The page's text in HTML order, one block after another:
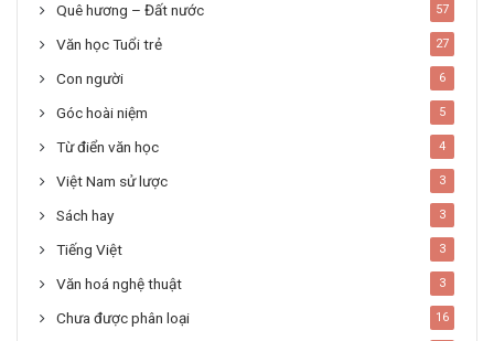
Quê hương – Đất nước 57
Văn học Tuổi trẻ 27
Con người 6
Góc hoài niệm 5
Từ điển văn học 4
Việt Nam sử lược 3
Sách hay 3
Tiếng Việt 3
Văn hoá nghệ thuật 3
Chưa được phân loại 16